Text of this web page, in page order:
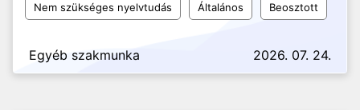
Nem szükséges nyelvtudás Általános Beosztott
Egyéb szakmunka 2026. 07. 24.